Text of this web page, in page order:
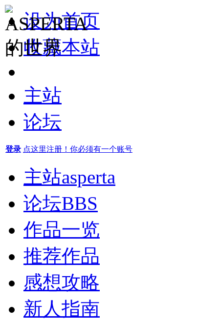
设为首页
收藏本站
主站
论坛
登录 点这里注册！你必须有一个账号
主站asperta
论坛BBS
作品一览
推荐作品
感想攻略
新人指南